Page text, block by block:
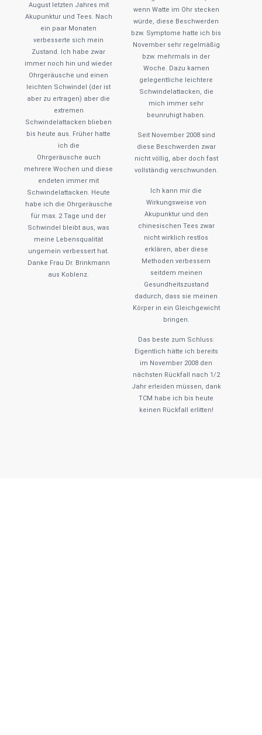
August letzten Jahres mit
Akupunktur und Tees. Nach
ein paar Monaten
verbesserte sich mein
Zustand. Ich habe zwar
immer noch hin und wieder
Ohrgeräusche und einen
leichten Schwindel (der ist
aber zu ertragen) aber die
extremen
Schwindelattacken blieben
bis heute aus. Früher hatte
ich die
Ohrgeräusche auch
mehrere Wochen und diese
endeten immer mit
Schwindelattacken. Heute
habe ich die Ohrgeräusche
für max. 2 Tage und der
Schwindel bleibt aus, was
meine Lebensqualität
ungemein verbessert hat.
Danke Frau Dr. Brinkmann
aus Koblenz.
wenn Watte im Ohr stecken
würde, diese Beschwerden
bzw. Symptome hatte ich bis
November sehr regelmäßig
bzw. mehrmals in der
Woche. Dazu kamen
gelegentliche leichtere
Schwindelattacken, die
mich immer sehr
beunruhigt haben.
Seit November 2008 sind
diese Beschwerden zwar
nicht völlig, aber doch fast
vollständig verschwunden.
Ich kann mir die
Wirkungsweise von
Akupunktur und den
chinesischen Tees zwar
nicht wirklich restlos
erklären, aber diese
Methoden verbessern
seitdem meinen
Gesundheitszustand
dadurch, dass sie meinen
Körper in ein Gleichgewicht
bringen.
Das beste zum Schluss:
Eigentlich hätte ich bereits
im November 2008 den
nächsten Rückfall nach 1/2
Jahr erleiden müssen, dank
TCM habe ich bis heute
keinen Rückfall erlitten!